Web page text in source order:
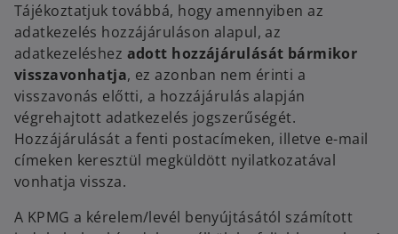
n
s
i
n
a
n
e
w
a
Tájékoztatjuk továbbá, hogy amennyiben az
adatkezelés hozzájáruláson alapul, az
adatkezeléshez adott hozzájárulását bármikor
visszavonhatja, ez azonban nem érinti a
visszavonás előtti, a hozzájárulás alapján
végrehajtott adatkezelés jogszerűségét.
Hozzájárulását a fenti postacímeken, illetve e-mail
címeken keresztül megküldött nyilatkozatával
vonhatja vissza.
A KPMG a kérelem/levél benyújtásától számított